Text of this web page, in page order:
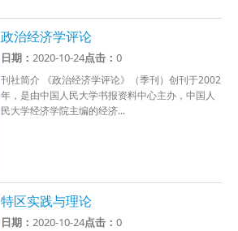
政治经济学评论
日期：2020-10-24点击：0
刊社简介 《政治经济学评论》（季刊）创刊于2002
年，是由中国人民大学书报资料中心主办，中国人
民大学经济学院主编的经济...
特区实践与理论
日期：2020-10-24点击：0